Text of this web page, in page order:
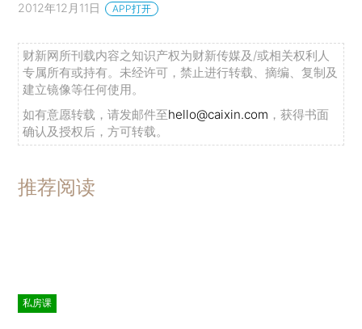
2012年12月11日 APP打开
财新网所刊载内容之知识产权为财新传媒及/或相关权利人
专属所有或持有。未经许可，禁止进行转载、摘编、复制及
建立镜像等任何使用。
如有意愿转载，请发邮件至hello@caixin.com ，获得书面
确认及授权后，方可转载。
推荐阅读
私房课